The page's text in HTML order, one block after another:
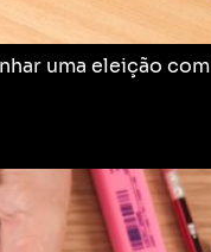
uma eleição com